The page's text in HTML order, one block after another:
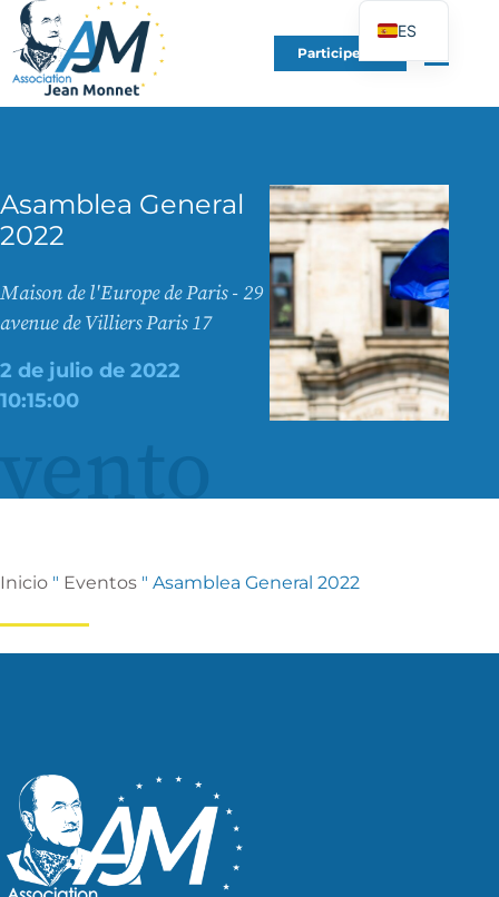
Participe en
Asamblea General
2022
Maison de l'Europe de Paris - 29
avenue de Villiers Paris 17
2 de julio de 2022
10:15:00
Inicio " Eventos " Asamblea General 2022
ES
FR
EN
PT
PL
UK